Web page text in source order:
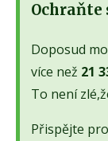
Ochraňte
Doposud
více než 21
To není
Přispějte